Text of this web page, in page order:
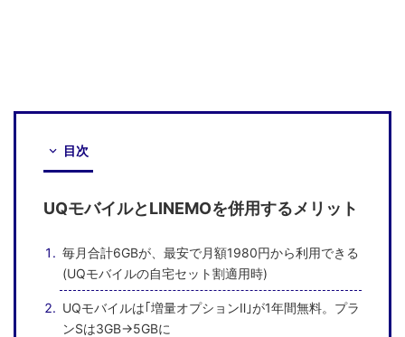
目次
UQモバイルとLINEMOを併用するメリット
毎月合計6GBが、最安で月額1980円から利用できる
(UQモバイルの自宅セット割適用時)
UQモバイルは｢増量オプションⅡ｣が1年間無料。プラ
ンSは3GB→5GBに